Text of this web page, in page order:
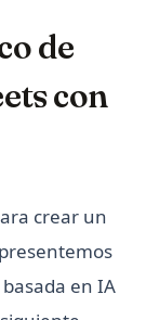
Data in
Dividir Datos
Tutorial
de
con
crear un
en IA